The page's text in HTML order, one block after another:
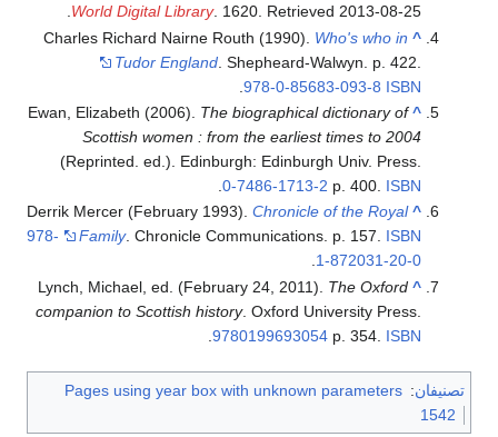
World Digital Library. 1620 . Retrieved 2013-08-25
^
Charles Richard Nairne Routh (1990). Who's who in
Tudor England . Shepheard-Walwyn. p. 422.
ISBN
978-0-85683-093-8
.
^
Ewan, Elizabeth (2006). The biographical dictionary of
Scottish women : from the earliest times to 2004
(Reprinted. ed.). Edinburgh: Edinburgh Univ. Press.
p. 400. ISBN
0-7486-1713-2
.
^
Derrik Mercer (February 1993).Chronicle of the Royal
Family. Chronicle Communications. p. 157. ISBN
978-
1-872031-20-0
.
^
Lynch, Michael, ed. (February 24, 2011). The Oxford
companion to Scottish history. Oxford University Press.
p. 354. ISBN
9780199693054
.
تصنيفان:
Pages using year box with unknown parameters
1542